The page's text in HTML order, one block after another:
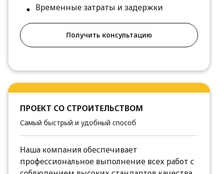
Временные затраты и задержки
Получить консультацию
ПРОЕКТ СО СТРОИТЕЛЬСТВОМ
Самый быстрый и удобный способ
Наша компания обеспечивает
профессиональное выполнение всех работ с